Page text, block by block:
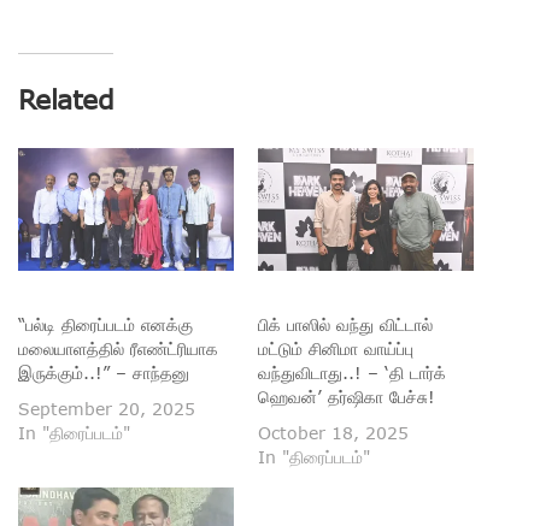
Related
“பல்டி திரைப்படம் எனக்கு
மலையாளத்தில் ரீஎண்ட்ரியாக
இருக்கும்..!” – சாந்தனு
September 20, 2025
In "திரைப்படம்"
பிக் பாஸில் வந்து விட்டால்
மட்டும் சினிமா வாய்ப்பு
வந்துவிடாது..! – ‘தி டார்க்
ஹெவன்’ தர்ஷிகா பேச்சு!
October 18, 2025
In "திரைப்படம்"